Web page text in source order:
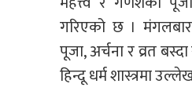
गरिएको छ ।
पूजा, अर्चना र व्रत बस्दा
हिन्दू धर्म शास्त्रमा